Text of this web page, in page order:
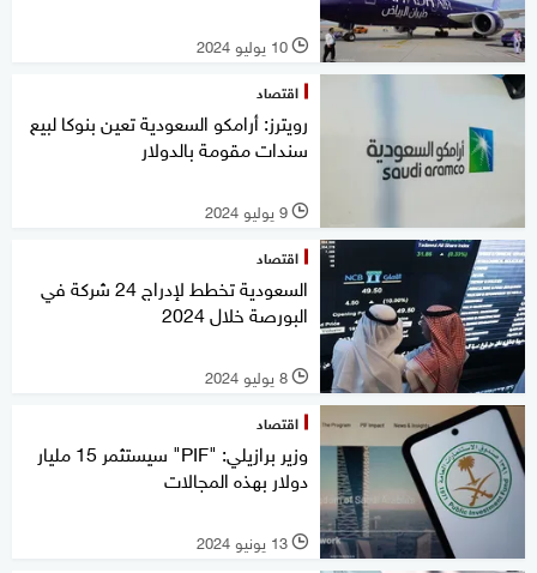
l 10 يوليو 2024
اقتصاد
رويترز: أرامكو السعودية تعين بنوكا لبيع
سندات مقومة بالدولار
l 9 يوليو 2024
اقتصاد
السعودية تخطط لإدراج 24 شركة في
البورصة خلال 2024
l 8 يوليو 2024
اقتصاد
وزير برازيلي: "PIF" سيستثمر 15 مليار
دولار بهذه المجالات
l 13 يونيو 2024